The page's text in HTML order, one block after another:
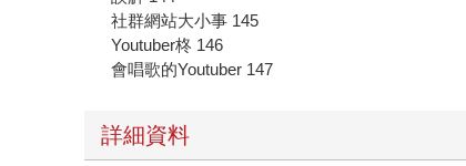
社群網站大小事 145
Youtuber柊 146
會唱歌的Youtuber 147
詳細資料